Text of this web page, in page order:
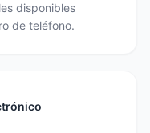
disponibles
de teléfono.